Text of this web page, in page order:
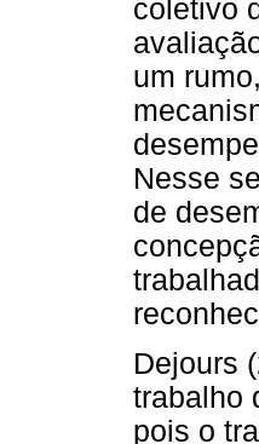
coletivo
um
Nesse
de
Dejours
trabalho
pois o